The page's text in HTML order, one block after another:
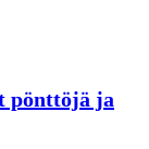
pönttöjä ja